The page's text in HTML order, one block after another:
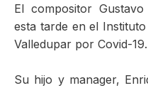
El compositor
esta tarde en el
Valledupar por Covid-19.
Su hijo y manager,